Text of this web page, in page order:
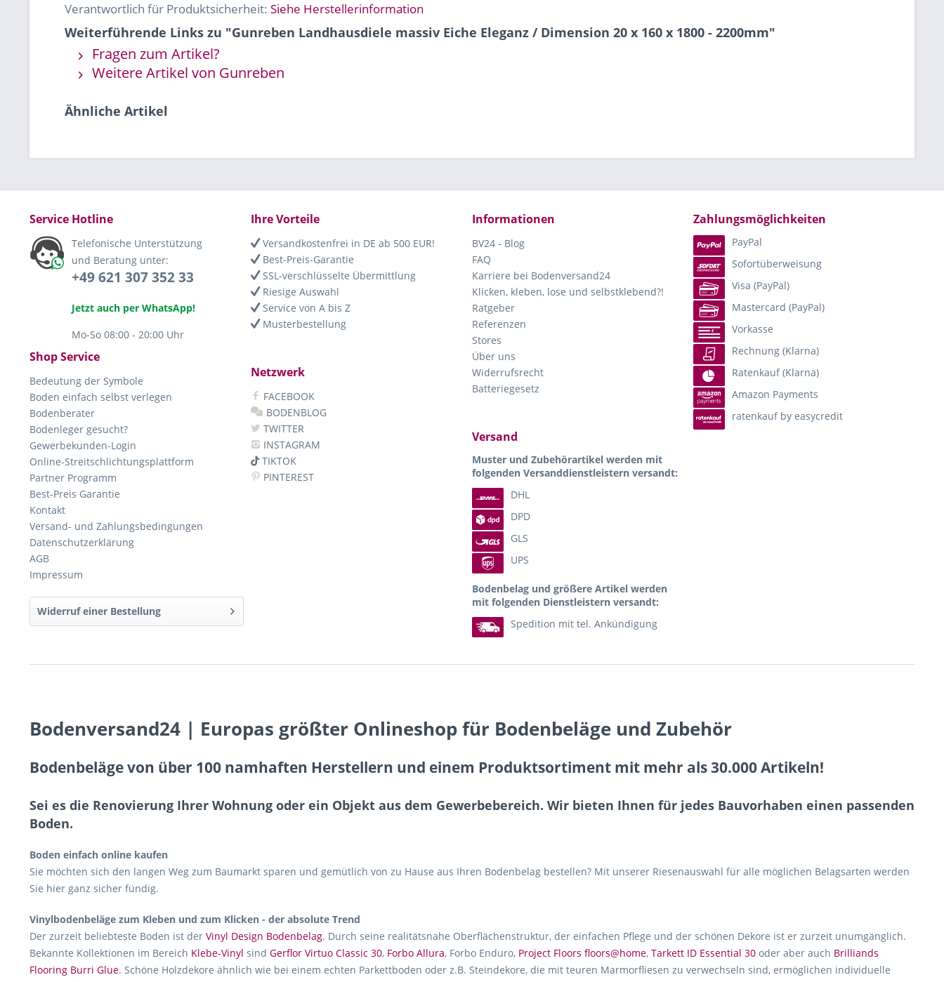
Verantwortlich für Produktsicherheit: Siehe Herstellerinformation
Weiterführende Links zu "Gunreben Landhausdiele massiv Eiche Eleganz / Dimension 20 x 160 x 1800 - 2200mm"
Fragen zum Artikel?
Weitere Artikel von Gunreben
Ähnliche Artikel
Service Hotline
Telefonische Unterstützung
und Beratung unter:
+49 621 307 352 33
Jetzt auch per WhatsApp!
Mo-So 08:00 - 20:00 Uhr
Shop Service
Bedeutung der Symbole
Boden einfach selbst verlegen
Bodenberater
Bodenleger gesucht?
Gewerbekunden-Login
Online-Streitschlichtungsplattform
Partner Programm
Best-Preis Garantie
Kontakt
Versand- und Zahlungsbedingungen
Datenschutzerklärung
AGB
Impressum
Widerruf einer Bestellung
Ihre Vorteile
Versandkostenfrei in DE ab 500 EUR!
Best-Preis-Garantie
SSL-verschlüsselte Übermittlung
Riesige Auswahl
Service von A bis Z
Musterbestellung
Netzwerk
FACEBOOK
BODENBLOG
TWITTER
INSTAGRAM
TIKTOK
PINTEREST
Informationen
BV24 - Blog
FAQ
Karriere bei Bodenversand24
Klicken, kleben, lose und selbstklebend?!
Ratgeber
Referenzen
Stores
Über uns
Widerrufsrecht
Batteriegesetz
Versand
Muster und Zubehörartikel werden mit
folgenden Versanddienstleistern versandt:
DHL
DPD
GLS
UPS
Bodenbelag und größere Artikel werden
mit folgenden Dienstleistern versandt:
Spedition mit tel. Ankündigung
Zahlungsmöglichkeiten
PayPal
Sofortüberweisung
Visa (PayPal)
Mastercard (PayPal)
Vorkasse
Rechnung (Klarna)
Ratenkauf (Klarna)
Amazon Payments
ratenkauf by easycredit
Bodenversand24 | Europas größter Onlineshop für Bodenbeläge und Zubehör
Bodenbeläge von über 100 namhaften Herstellern und einem Produktsortiment mit mehr als 30.000 Artikeln!
Sei es die Renovierung Ihrer Wohnung oder ein Objekt aus dem Gewerbebereich. Wir bieten Ihnen für jedes Bauvorhaben einen passenden
Boden.
Boden einfach online kaufen
Sie möchten sich den langen Weg zum Baumarkt sparen und gemütlich von zu Hause aus Ihren Bodenbelag bestellen? Mit unserer Riesenauswahl für alle möglichen Belagsarten werden
Sie hier ganz sicher fündig.
Vinylbodenbeläge zum Kleben und zum Klicken - der absolute Trend
Der zurzeit beliebteste Boden ist der Vinyl Design Bodenbelag. Durch seine realitätsnahe Oberflächenstruktur, der einfachen Pflege und der schönen Dekore ist er zurzeit unumgänglich.
Bekannte Kollektionen im Bereich Klebe-Vinyl sind Gerflor Virtuo Classic 30, Forbo Allura, Forbo Enduro, Project Floors floors@home, Tarkett ID Essential 30 oder aber auch Brilliands
Flooring Burri Glue. Schöne Holzdekore ähnlich wie bei einem echten Parkettboden oder z.B. Steindekore, die mit teuren Marmorfliesen zu verwechseln sind, ermöglichen individuelle